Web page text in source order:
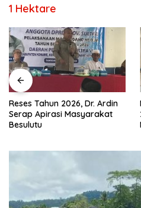
1 Hektare
Reses Tahun 2026, Dr. Ardin
Serap Apirasi Masyarakat
Besulutu